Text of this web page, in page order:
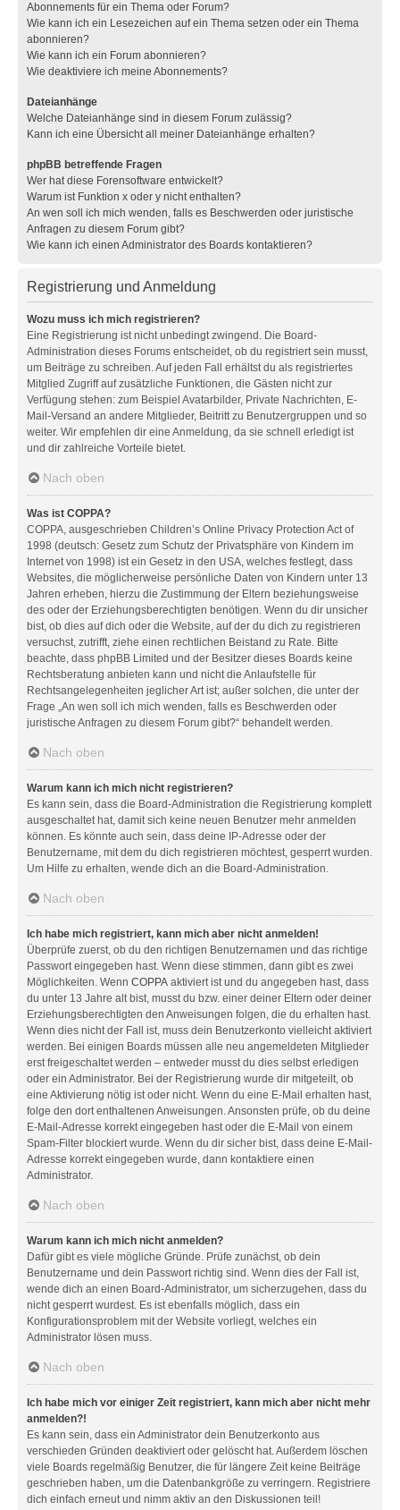
Abonnements für ein Thema oder Forum?
Wie kann ich ein Lesezeichen auf ein Thema setzen oder ein Thema
abonnieren?
Wie kann ich ein Forum abonnieren?
Wie deaktiviere ich meine Abonnements?
Dateianhänge
Welche Dateianhänge sind in diesem Forum zulässig?
Kann ich eine Übersicht all meiner Dateianhänge erhalten?
phpBB betreffende Fragen
Wer hat diese Forensoftware entwickelt?
Warum ist Funktion x oder y nicht enthalten?
An wen soll ich mich wenden, falls es Beschwerden oder juristische
Anfragen zu diesem Forum gibt?
Wie kann ich einen Administrator des Boards kontaktieren?
Registrierung und Anmeldung
Wozu muss ich mich registrieren?
Eine Registrierung ist nicht unbedingt zwingend. Die Board-
Administration dieses Forums entscheidet, ob du registriert sein musst,
um Beiträge zu schreiben. Auf jeden Fall erhältst du als registriertes
Mitglied Zugriff auf zusätzliche Funktionen, die Gästen nicht zur
Verfügung stehen: zum Beispiel Avatarbilder, Private Nachrichten, E-
Mail-Versand an andere Mitglieder, Beitritt zu Benutzergruppen und so
weiter. Wir empfehlen dir eine Anmeldung, da sie schnell erledigt ist
und dir zahlreiche Vorteile bietet.
Nach oben
Was ist COPPA?
COPPA, ausgeschrieben Children’s Online Privacy Protection Act of
1998 (deutsch: Gesetz zum Schutz der Privatsphäre von Kindern im
Internet von 1998) ist ein Gesetz in den USA, welches festlegt, dass
Websites, die möglicherweise persönliche Daten von Kindern unter 13
Jahren erheben, hierzu die Zustimmung der Eltern beziehungsweise
des oder der Erziehungsberechtigten benötigen. Wenn du dir unsicher
bist, ob dies auf dich oder die Website, auf der du dich zu registrieren
versuchst, zutrifft, ziehe einen rechtlichen Beistand zu Rate. Bitte
beachte, dass phpBB Limited und der Besitzer dieses Boards keine
Rechtsberatung anbieten kann und nicht die Anlaufstelle für
Rechtsangelegenheiten jeglicher Art ist; außer solchen, die unter der
Frage „An wen soll ich mich wenden, falls es Beschwerden oder
juristische Anfragen zu diesem Forum gibt?“ behandelt werden.
Nach oben
Warum kann ich mich nicht registrieren?
Es kann sein, dass die Board-Administration die Registrierung komplett
ausgeschaltet hat, damit sich keine neuen Benutzer mehr anmelden
können. Es könnte auch sein, dass deine IP-Adresse oder der
Benutzername, mit dem du dich registrieren möchtest, gesperrt wurden.
Um Hilfe zu erhalten, wende dich an die Board-Administration.
Nach oben
Ich habe mich registriert, kann mich aber nicht anmelden!
Überprüfe zuerst, ob du den richtigen Benutzernamen und das richtige
Passwort eingegeben hast. Wenn diese stimmen, dann gibt es zwei
Möglichkeiten. Wenn COPPA aktiviert ist und du angegeben hast, dass
du unter 13 Jahre alt bist, musst du bzw. einer deiner Eltern oder deiner
Erziehungsberechtigten den Anweisungen folgen, die du erhalten hast.
Wenn dies nicht der Fall ist, muss dein Benutzerkonto vielleicht aktiviert
werden. Bei einigen Boards müssen alle neu angemeldeten Mitglieder
erst freigeschaltet werden – entweder musst du dies selbst erledigen
oder ein Administrator. Bei der Registrierung wurde dir mitgeteilt, ob
eine Aktivierung nötig ist oder nicht. Wenn du eine E-Mail erhalten hast,
folge den dort enthaltenen Anweisungen. Ansonsten prüfe, ob du deine
E-Mail-Adresse korrekt eingegeben hast oder die E-Mail von einem
Spam-Filter blockiert wurde. Wenn du dir sicher bist, dass deine E-Mail-
Adresse korrekt eingegeben wurde, dann kontaktiere einen
Administrator.
Nach oben
Warum kann ich mich nicht anmelden?
Dafür gibt es viele mögliche Gründe. Prüfe zunächst, ob dein
Benutzername und dein Passwort richtig sind. Wenn dies der Fall ist,
wende dich an einen Board-Administrator, um sicherzugehen, dass du
nicht gesperrt wurdest. Es ist ebenfalls möglich, dass ein
Konfigurationsproblem mit der Website vorliegt, welches ein
Administrator lösen muss.
Nach oben
Ich habe mich vor einiger Zeit registriert, kann mich aber nicht mehr
anmelden?!
Es kann sein, dass ein Administrator dein Benutzerkonto aus
verschieden Gründen deaktiviert oder gelöscht hat. Außerdem löschen
viele Boards regelmäßig Benutzer, die für längere Zeit keine Beiträge
geschrieben haben, um die Datenbankgröße zu verringern. Registriere
dich einfach erneut und nimm aktiv an den Diskussionen teil!